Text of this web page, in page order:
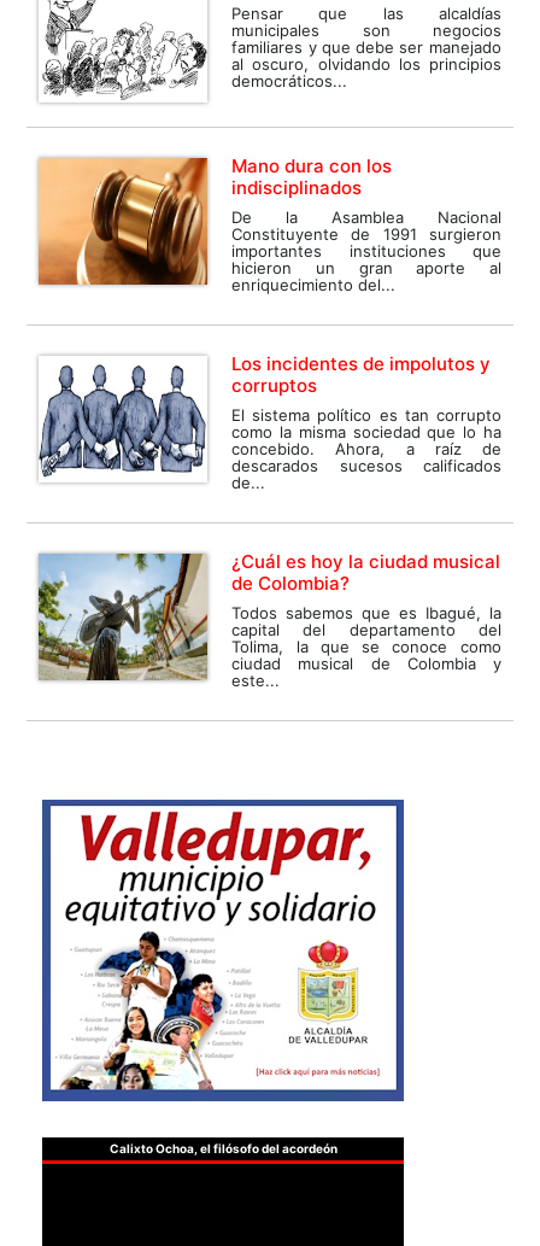
Pensar que las alcaldías
municipales son negocios
familiares y que debe ser manejado
al oscuro, olvidando los principios
democráticos...
Mano dura con los
indisciplinados
De la Asamblea Nacional
Constituyente de 1991 surgieron
importantes instituciones que
hicieron un gran aporte al
enriquecimiento del...
Los incidentes de impolutos y
corruptos
El sistema político es tan corrupto
como la misma sociedad que lo ha
concebido. Ahora, a raíz de
descarados sucesos calificados
de...
¿Cuál es hoy la ciudad musical
de Colombia?
Todos sabemos que es Ibagué, la
capital del departamento del
Tolima, la que se conoce como
ciudad musical de Colombia y
este...
Calixto Ochoa, el filósofo del acordeón